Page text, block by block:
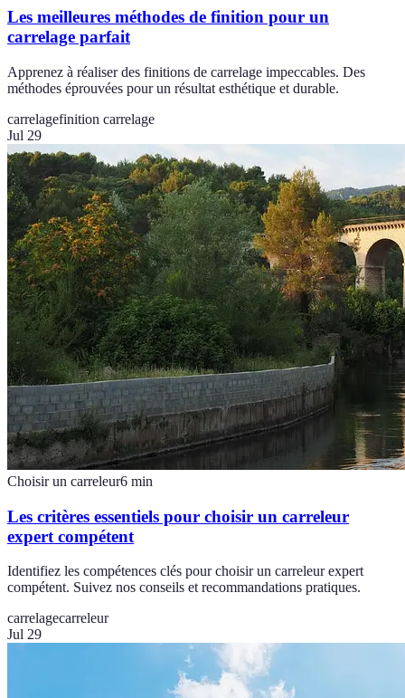
Les meilleures méthodes de finition pour un
carrelage parfait
Apprenez à réaliser des finitions de carrelage impeccables. Des
méthodes éprouvées pour un résultat esthétique et durable.
carrelagefinition carrelage
Jul 29
Choisir un carreleur6 min
Les critères essentiels pour choisir un carreleur
expert compétent
Identifiez les compétences clés pour choisir un carreleur expert
compétent. Suivez nos conseils et recommandations pratiques.
carrelagecarreleur
Jul 29